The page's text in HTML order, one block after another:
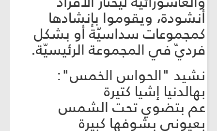
أنشودة، ويقوموا بإنشادها
كمجموعات سداسيّة أو بشكل
فرديّ في المجموعة الرئيسيّة.
نشيد "الحواس الخمس":
بهالدنيا إشيا كتيرة
عم بتضوي تحت الشمس
بعيوني بشوفها كبيرة